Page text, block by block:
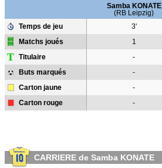
Samba KONATE
(RB Leipzig)
Temps de jeu
3'
Matchs joués 1
T Titulaire -
Buts marqués -
Carton jaune -
Carton rouge -
CARRIERE de Samba KONATE